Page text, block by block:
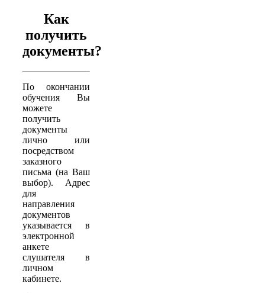
Как
получить
документы?
По окончании
обучения Вы
можете
получить
документы
лично или
посредством
заказного
письма (на Ваш
выбор). Адрес
для
направления
документов
указывается в
электронной
анкете
слушателя в
личном
кабинете.